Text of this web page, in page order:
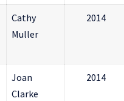
Cathy
Muller
2014
Joan
Clarke
2014